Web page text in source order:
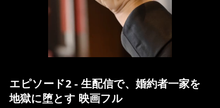
エピソード2 - 生配信で、婚約者一家を
地獄に堕とす 映画フル